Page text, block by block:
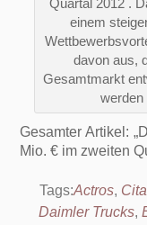
Quartal 2012 .
einem
davon aus,
Gesamtmarkt
werden
Gesamter Artikel:
Mio. € im zweiten
Tags:Actros,
Daimler Trucks,